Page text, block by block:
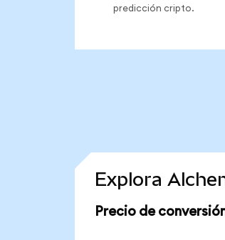
predicción cripto.
Explora
Precio de